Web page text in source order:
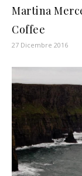
Martina
Coffee
27 Dicembre 2016